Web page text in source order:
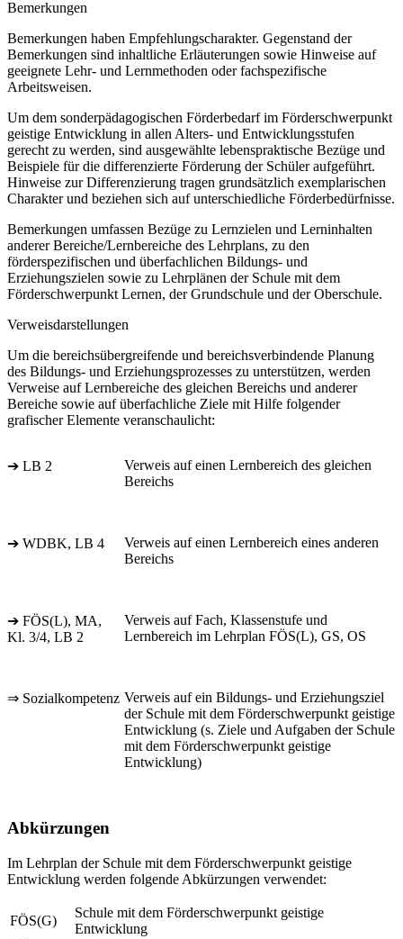
Bemerkungen
Bemerkungen haben Empfehlungscharakter. Gegenstand der
Bemerkungen sind inhaltliche Erläuterungen sowie Hinweise auf
geeignete Lehr- und Lernmethoden oder fachspezifische
Arbeitsweisen.
Um dem sonderpädagogischen Förderbedarf im Förderschwerpunkt
geistige Entwicklung in allen Alters- und Entwicklungsstufen
gerecht zu werden, sind ausgewählte lebenspraktische Bezüge und
Beispiele für die differenzierte Förderung der Schüler aufgeführt.
Hinweise zur Differenzierung tragen grundsätzlich exemplarischen
Charakter und beziehen sich auf unterschiedliche Förderbedürfnisse.
Bemerkungen umfassen Bezüge zu Lernzielen und Lerninhalten
anderer Bereiche/Lernbereiche des Lehrplans, zu den
förderspezifischen und überfachlichen Bildungs- und
Erziehungszielen sowie zu Lehrplänen der Schule mit dem
Förderschwerpunkt Lernen, der Grundschule und der Oberschule.
Verweisdarstellungen
Um die bereichsübergreifende und bereichsverbindende Planung
des Bildungs- und Erziehungsprozesses zu unterstützen, werden
Verweise auf Lernbereiche des gleichen Bereichs und anderer
Bereiche sowie auf überfachliche Ziele mit Hilfe folgender
grafischer Elemente veranschaulicht:
➔ LB 2
Verweis auf einen Lernbereich des gleichen
Bereichs
➔ WDBK, LB 4
Verweis auf einen Lernbereich eines anderen
Bereichs
➔ FÖS(L), MA,
Kl. 3/4, LB 2
Verweis auf Fach, Klassenstufe und
Lernbereich im Lehrplan FÖS(L), GS, OS
⇒ Sozialkompetenz Verweis auf ein Bildungs- und Erziehungsziel
der Schule mit dem Förderschwerpunkt geistige
Entwicklung (s. Ziele und Aufgaben der Schule
mit dem Förderschwerpunkt geistige
Entwicklung)
Abkürzungen
Im Lehrplan der Schule mit dem Förderschwerpunkt geistige
Entwicklung werden folgende Abkürzungen verwendet:
FÖS(G)
Schule mit dem Förderschwerpunkt geistige
Entwicklung